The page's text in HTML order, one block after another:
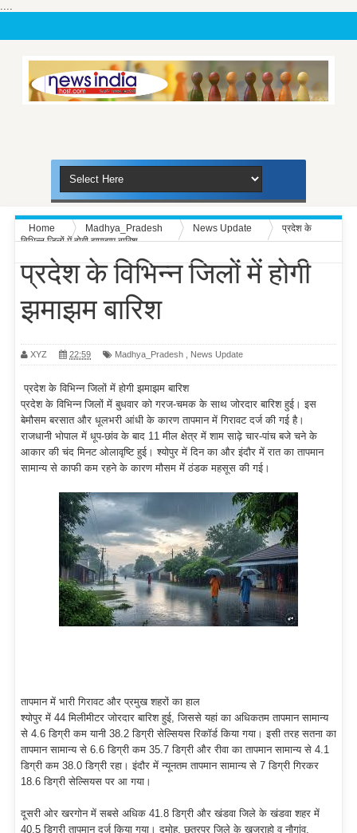
....
Home Madhya_Pradesh News Update
प्रदेश के
विभिन्न जिलों में होगी झमाझम बारिश
प्रदेश के विभिन्न जिलों में होगी
झमाझम बारिश
XYZ 22:59 Madhya_Pradesh News Update
प्रदेश के विभिन्न जिलों में होगी झमाझम बारिश
प्रदेश के विभिन्न जिलों में बुधवार को गरज-चमक के साथ जोरदार बारिश हुई। इस
बेमौसम बरसात और धूलभरी आंधी के कारण तापमान में गिरावट दर्ज की गई है।
राजधानी भोपाल में धूप-छांव के बाद 11 मील क्षेत्र में शाम साढ़े चार-पांच बजे चने के
आकार की चंद मिनट ओलावृष्टि हुई। श्योपुर में दिन का और इंदौर में रात का तापमान
सामान्य से काफी कम रहने के कारण मौसम में ठंडक महसूस की गई।
तापमान में भारी गिरावट और प्रमुख शहरों का हाल
श्योपुर में 44 मिलीमीटर जोरदार बारिश हुई, जिससे यहां का अधिकतम तापमान सामान्य
से 4.6 डिग्री कम यानी 38.2 डिग्री सेल्सियस रिकॉर्ड किया गया। इसी तरह सतना का
तापमान सामान्य से 6.6 डिग्री कम 35.7 डिग्री और रीवा का तापमान सामान्य से 4.1
डिग्री कम 38.0 डिग्री रहा। इंदौर में न्यूनतम तापमान सामान्य से 7 डिग्री गिरकर
18.6 डिग्री सेल्सियस पर आ गया।
दूसरी ओर खरगोन में सबसे अधिक 41.8 डिग्री और खंडवा जिले के खंडवा शहर में
40.5 डिग्री तापमान दर्ज किया गया। दमोह, छतरपुर जिले के खजुराहो व नौगांव,